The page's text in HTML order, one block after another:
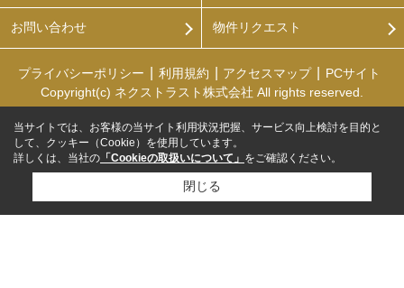
お問い合わせ 物件リクエスト
プライバシーポリシー 利用規約 アクセスマップ
PCサイト
Copyright(c) ネクストラスト株式会社 All rights reserved.
当サイトでは、お客様の当サイト利用状況把握、サービス向上検討を目的と
して、クッキー（Cookie）を使用しています。
詳しくは、当社の 「Cookieの取扱いについて」 をご確認ください。
閉じる